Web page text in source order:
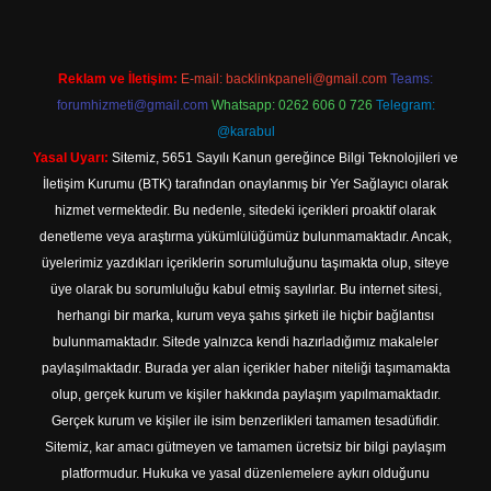
Reklam ve İletişim: E-mail: backlinkpaneli@gmail.com Teams:
forumhizmeti@gmail.com Whatsapp: 0262 606 0 726 Telegram:
@karabul
Yasal Uyarı: Sitemiz, 5651 Sayılı Kanun gereğince Bilgi Teknolojileri ve
İletişim Kurumu (BTK) tarafından onaylanmış bir Yer Sağlayıcı olarak
hizmet vermektedir. Bu nedenle, sitedeki içerikleri proaktif olarak
denetleme veya araştırma yükümlülüğümüz bulunmamaktadır. Ancak,
üyelerimiz yazdıkları içeriklerin sorumluluğunu taşımakta olup, siteye
üye olarak bu sorumluluğu kabul etmiş sayılırlar. Bu internet sitesi,
herhangi bir marka, kurum veya şahıs şirketi ile hiçbir bağlantısı
bulunmamaktadır. Sitede yalnızca kendi hazırladığımız makaleler
paylaşılmaktadır. Burada yer alan içerikler haber niteliği taşımamakta
olup, gerçek kurum ve kişiler hakkında paylaşım yapılmamaktadır.
Gerçek kurum ve kişiler ile isim benzerlikleri tamamen tesadüfidir.
Sitemiz, kar amacı gütmeyen ve tamamen ücretsiz bir bilgi paylaşım
platformudur. Hukuka ve yasal düzenlemelere aykırı olduğunu